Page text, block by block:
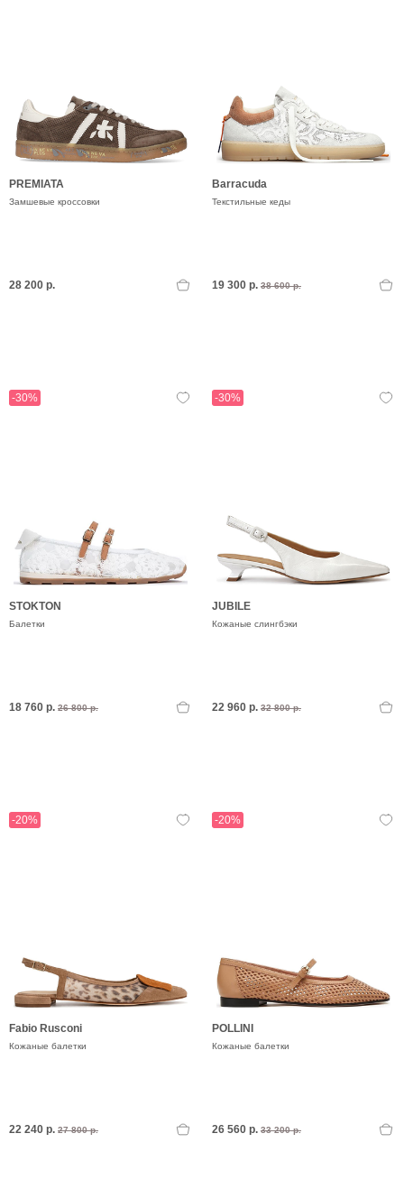
PREMIATA
Замшевые кроссовки
28 200 р.
Barracuda
Текстильные кеды
19 300 р. 38 600 р.
-30%
STOKTON
Балетки
18 760 р. 26 800 р.
-30%
JUBILE
Кожаные слингбэки
22 960 р. 32 800 р.
-20%
Fabio Rusconi
Кожаные балетки
22 240 р. 27 800 р.
-20%
POLLINI
Кожаные балетки
26 560 р. 33 200 р.